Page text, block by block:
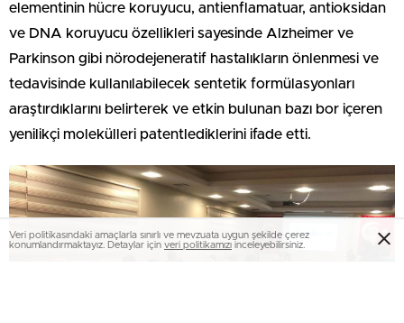
elementinin hücre koruyucu, antienflamatuar, antioksidan
ve DNA koruyucu özellikleri sayesinde Alzheimer ve
Parkinson gibi nörodejeneratif hastalıkların önlenmesi ve
tedavisinde kullanılabilecek sentetik formülasyonları
araştırdıklarını belirterek ve etkin bulunan bazı bor içeren
yenilikçi molekülleri patentlediklerini ifade etti.
Veri politikasındaki amaçlarla sınırlı ve mevzuata uygun şekilde çerez
konumlandırmaktayız. Detaylar için veri politikamızı inceleyebilirsiniz.